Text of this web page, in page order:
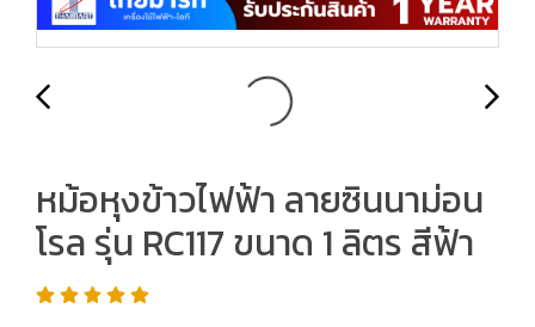
หม้อหุงข้าวไฟฟ้า ลายซินนาม่อน
โรล รุ่น RC117 ขนาด 1 ลิตร สีฟ้า